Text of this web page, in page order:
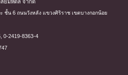
ยมหิดล จำกัด
ชั้น 6 ถนนวังหลัง แขวงศิริราช เขตบางกอกน้อย
0-2419-8363-4